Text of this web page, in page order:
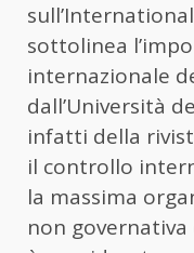
sottolinea
internazionale
dall’Università
infatti della
il controllo
la massima
non governativa